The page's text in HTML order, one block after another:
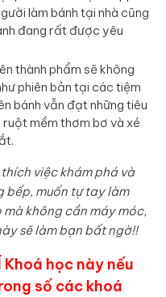
làm bánh tại nhà cũng
đang rất được yêu
thành phẩm sẽ không
phiên bản tại các tiệm
bánh vẫn đạt những tiêu
mềm thơm bơ và xé
việc khám phá và
bếp, muốn tự tay làm
không cần máy móc,
sẽ làm bạn bất ngờ!!
Khoá học này nếu
số các khoá